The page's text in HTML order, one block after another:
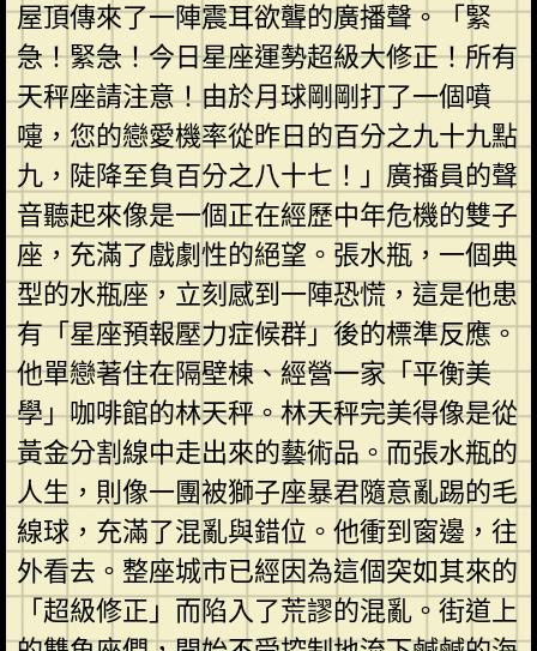
屋頂傳來了一陣震耳欲聾的廣播聲。「緊
急！緊急！今日星座運勢超級大修正！所有
天秤座請注意！由於月球剛剛打了一個噴
嚏，您的戀愛機率從昨日的百分之九十九點
九，陡降至負百分之八十七！」廣播員的聲
音聽起來像是一個正在經歷中年危機的雙子
座，充滿了戲劇性的絕望。張水瓶，一個典
型的水瓶座，立刻感到一陣恐慌，這是他患
有「星座預報壓力症候群」後的標準反應。
他單戀著住在隔壁棟、經營一家「平衡美
學」咖啡館的林天秤。林天秤完美得像是從
黃金分割線中走出來的藝術品。而張水瓶的
人生，則像一團被獅子座暴君隨意亂踢的毛
線球，充滿了混亂與錯位。他衝到窗邊，往
外看去。整座城市已經因為這個突如其來的
「超級修正」而陷入了荒謬的混亂。街道上